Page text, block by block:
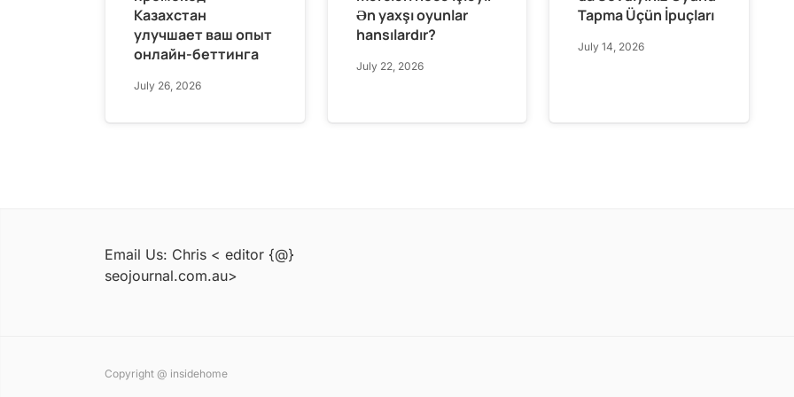
Казахстан
улучшает ваш опыт
онлайн-беттинга
July 26, 2026
Ən yaxşı oyunlar
hansılardır?
July 22, 2026
Tapma Üçün İpuçları
July 14, 2026
Email Us: Chris < editor {@}
seojournal.com.au>
Copyright @ insidehome